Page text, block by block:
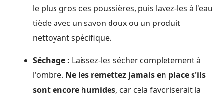
le plus gros des poussières, puis lavez-les à l'eau
tiède avec un savon doux ou un produit
nettoyant spécifique.
Séchage : Laissez-les sécher complètement à
l'ombre. Ne les remettez jamais en place s'ils
sont encore humides, car cela favoriserait la